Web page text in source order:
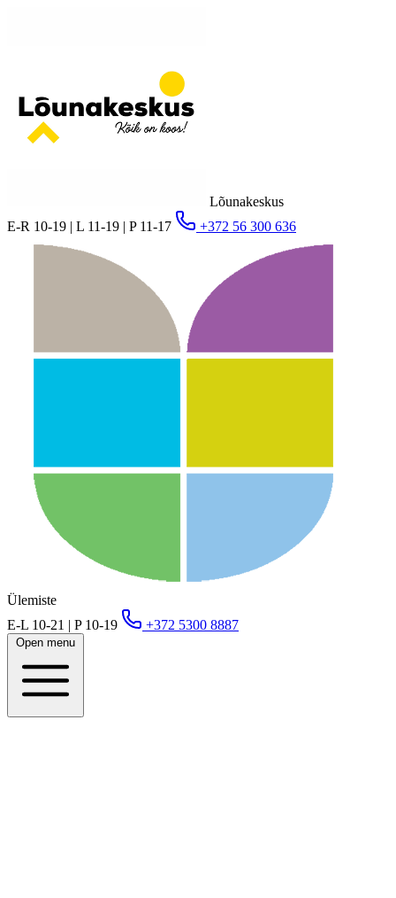
Lõunakeskus
E-R 10-19 | L 11-19 | P 11-17
+372 56 300 636
Ülemiste
E-L 10-21 | P 10-19
+372 5300 8887
Open menu